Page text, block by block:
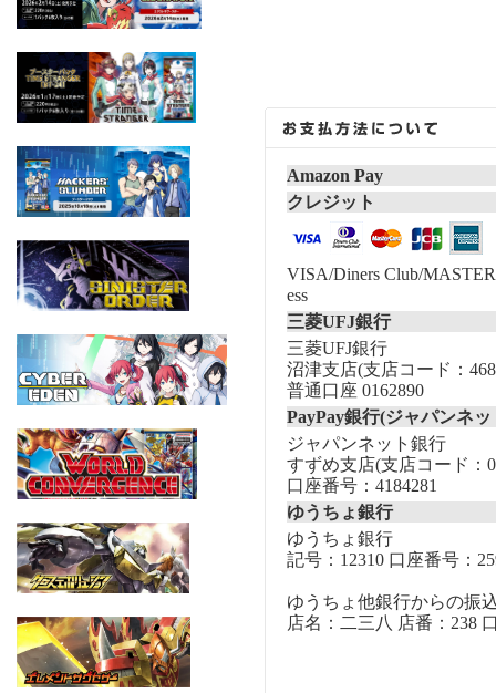
Amazon Pay
クレジット
VISA/Diners Club/
ess
三菱UFJ銀行
三菱UFJ銀行
沼津支店(支店コード：
普通口座 0162890
PayPay銀行(ジャパンネ
ジャパンネット銀行
すずめ支店(支店コード：
口座番号：4184281
ゆうちょ銀行
ゆうちょ銀行
記号：12310 口座番号：
ゆうちょ他銀行からの振
店名：二三八 店番：238